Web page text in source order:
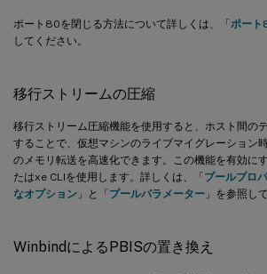
ポート80を閉じる方法について詳しくは、「ポート
してください。
移行ストリームの圧縮
移行ストリーム圧縮機能を使用すると、ホスト間の
することで、仮想マシンのライブマイグレーション
のメモリ転送を高速化できます。この機能を有効に
たはxe CLIを使用します。詳しくは、「プールプロ
なオプション 」と「プールパラメーター 」を参照し
WinbindによるPBISの置き換え